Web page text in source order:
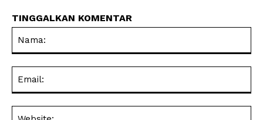
TINGGALKAN KOMENTAR